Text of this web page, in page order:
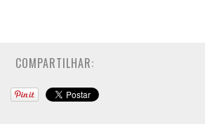
COMPARTILHAR: